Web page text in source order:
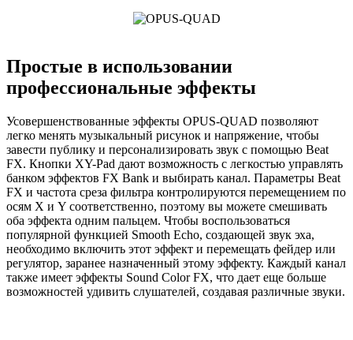
Простые в использовании
профессиональные эффекты
Усовершенствованные эффекты OPUS-QUAD позволяют
легко менять музыкальный рисунок и напряжение, чтобы
завести публику и персонализировать звук с помощью Beat
FX. Кнопки XY-Pad дают возможность с легкостью управлять
банком эффектов FX Bank и выбирать канал. Параметры Beat
FX и частота среза фильтра контролируются перемещением по
осям X и Y соответственно, поэтому вы можете смешивать
оба эффекта одним пальцем. Чтобы воспользоваться
популярной функцией Smooth Echo, создающей звук эха,
необходимо включить этот эффект и перемещать фейдер или
регулятор, заранее назначенный этому эффекту. Каждый канал
также имеет эффекты Sound Color FX, что дает еще больше
возможностей удивить слушателей, создавая различные звуки.